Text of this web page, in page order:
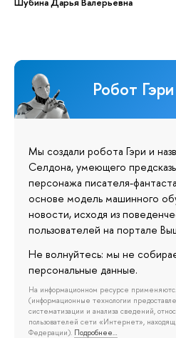
Робот
Мы создали робота Гэри и
Селдона, умеющего
персонажа писателя-
основе модель машинного
новости, исходя из
пользователей на портале
Не волнуйтесь: мы не
персональные данные.
На информационном ресурсе
(информационные технологии
систематизации и анализа сведений,
пользователей сети «Интернет»,
Федерации). Подробнее…